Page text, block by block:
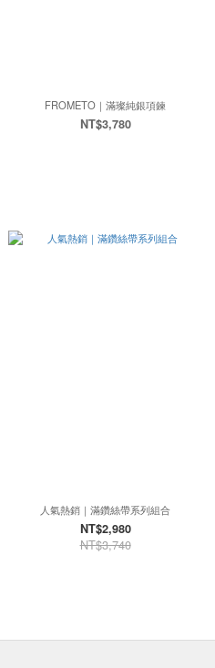
FROMETO｜滿璨純銀項鍊
NT$3,780
人氣熱銷｜滿鑽絲帶系列組合
NT$2,980
NT$3,740